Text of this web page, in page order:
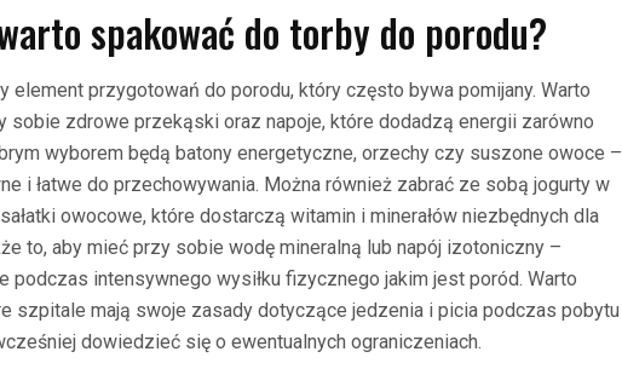
spakować do torby do porodu?
element przygotowań do porodu, który często bywa pomijany. Warto
sobie zdrowe przekąski oraz napoje, które dodadzą energii zarówno
wyborem będą batony energetyczne, orzechy czy suszone owoce –
i łatwe do przechowywania. Można również zabrać ze sobą jogurty w
owocowe, które dostarczą witamin i minerałów niezbędnych dla
to, aby mieć przy sobie wodę mineralną lub napój izotoniczny –
podczas intensywnego wysiłku fizycznego jakim jest poród. Warto
szpitale mają swoje zasady dotyczące jedzenia i picia podczas pobytu
dowiedzieć się o ewentualnych ograniczeniach.